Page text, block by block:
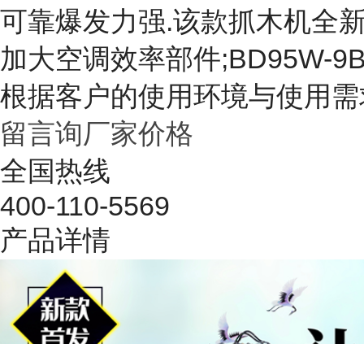
可靠爆发力强.该款抓木机全
加大空调效率部件;BD95W-
根据客户的使用环境与使用
留言询厂家价格
全国热线
400-110-5569
产品详情